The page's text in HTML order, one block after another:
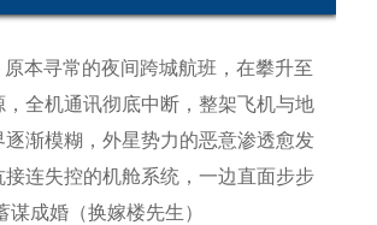
本寻常的夜间跨城航班，在攀升至
全机通讯彻底中断，整架飞机与地
渐模糊，外星势力的恶意渗透愈发
连失控的机舱系统，一边直面步步
成婚（换嫁楼先生）